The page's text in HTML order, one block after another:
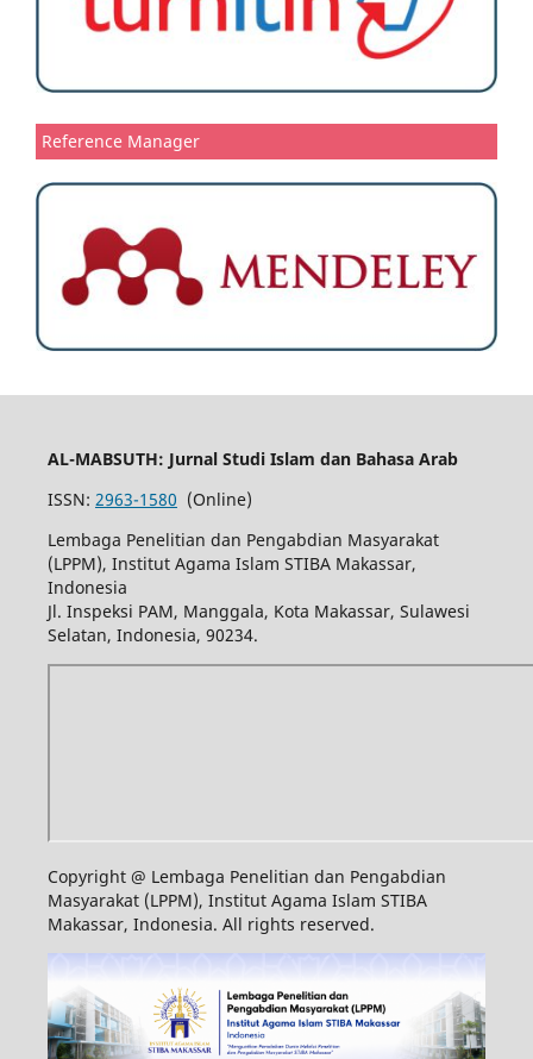
Reference Manager
AL-MABSUTH: Jurnal Studi Islam dan Bahasa Arab
ISSN: 2963-1580 (Online)
Lembaga Penelitian dan Pengabdian Masyarakat
(LPPM), Institut Agama Islam STIBA Makassar,
Indonesia
Jl. Inspeksi PAM, Manggala, Kota Makassar, Sulawesi
Selatan, Indonesia, 90234.
Copyright @ Lembaga Penelitian dan Pengabdian
Masyarakat (LPPM), Institut Agama Islam STIBA
Makassar, Indonesia. All rights reserved.